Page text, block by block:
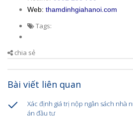
Web: thamdinhgiahanoi.com
Tags:
chia sẻ
Bài viết liên quan
Xác định giá trị nộp ngân sách nhà
án đầu tư